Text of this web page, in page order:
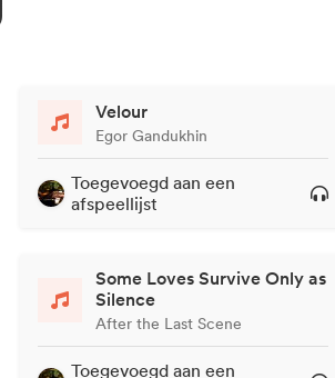
Velour
Egor Gandukhin
Toegevoegd aan een
afspeellijst
Some Loves Survive Only as
Silence
After the Last Scene
Toegevoegd aan een